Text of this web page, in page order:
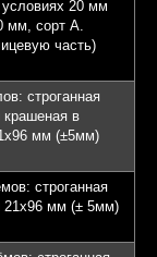
20 мм
мм, сорт А.
часть)
строганная
крашеная в
мм (±5мм)
строганная
21х96 мм (± 5мм)